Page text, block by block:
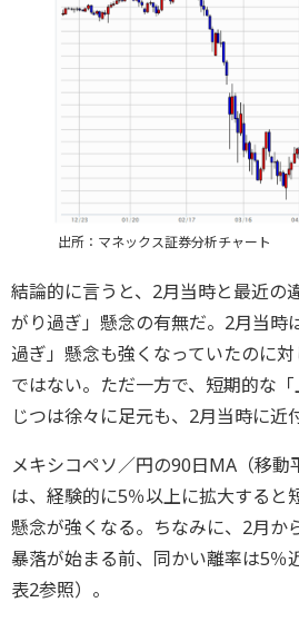
出所：マネックス証券分析チャート
結論的に言うと、2月当時と最近の
がり過ぎ」懸念の有無だ。2月当時
過ぎ」懸念も強くなっていたのに
ではない。ただ一方で、短期的な「
じつは徐々に足元も、2月当時に近
メキシコペソ／円の90日MA（移動
は、経験的に5％以上に拡大すると
懸念が強くなる。ちなみに、2月か
暴落が始まる前、同かい離率は5％
表2参照）。